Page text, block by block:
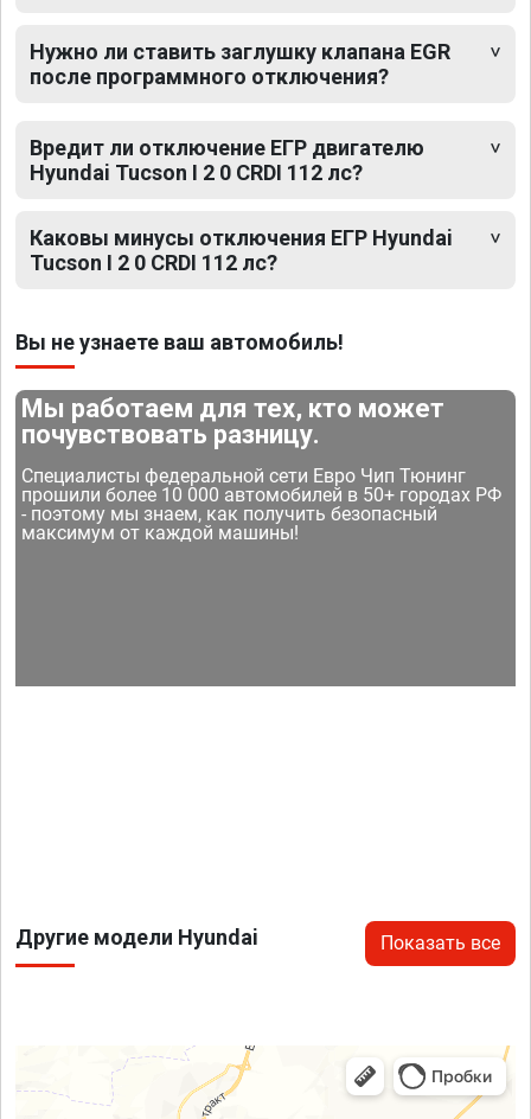
Нужно ли ставить заглушку клапана EGR
после программного отключения?
Вредит ли отключение ЕГР двигателю
Hyundai Tucson I 2 0 CRDI 112 лс?
Каковы минусы отключения ЕГР Hyundai
Tucson I 2 0 CRDI 112 лс?
Вы не узнаете ваш автомобиль!
Мы работаем для тех, кто может
почувствовать разницу.
Специалисты федеральной сети Евро Чип Тюнинг
прошили более 10 000 автомобилей в 50+ городах РФ
- поэтому мы знаем, как получить безопасный
максимум от каждой машины!
Другие модели Hyundai Показать все